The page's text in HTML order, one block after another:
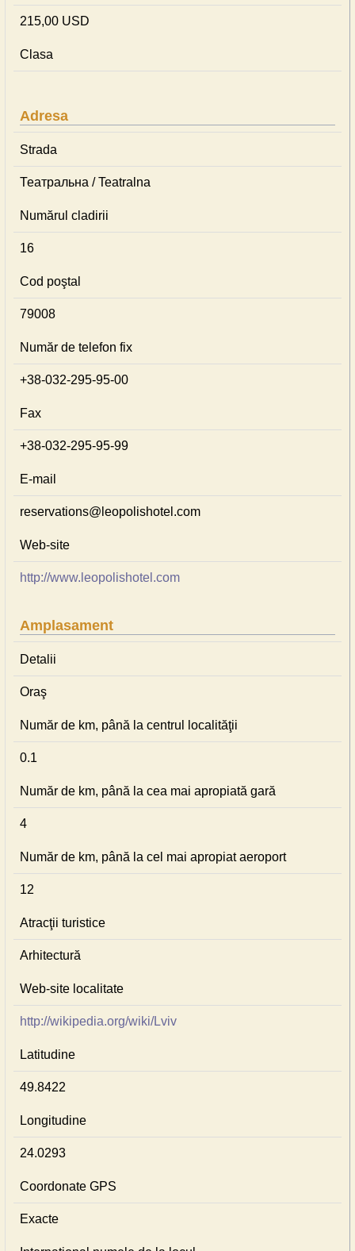
215,00 USD
Clasa
Adresa
Strada
Театральна / Teatralna
Numărul cladirii
16
Cod poştal
79008
Număr de telefon fix
+38-032-295-95-00
Fax
+38-032-295-95-99
E-mail
reservations@leopolishotel.com
Web-site
http://www.leopolishotel.com
Amplasament
Detalii
Oraş
Număr de km, până la centrul localităţii
0.1
Număr de km, până la cea mai apropiată gară
4
Număr de km, până la cel mai apropiat aeroport
12
Atracţii turistice
Arhitectură
Web-site localitate
http://wikipedia.org/wiki/Lviv
Latitudine
49.8422
Longitudine
24.0293
Coordonate GPS
Exacte